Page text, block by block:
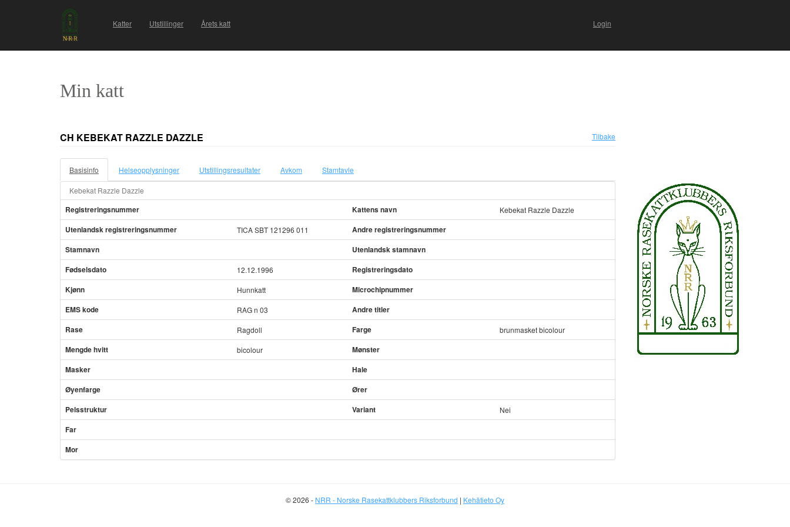
Katter Utstillinger Årets katt Login
Min katt
CH KEBEKAT RAZZLE DAZZLE Tilbake
Basisinfo Helseopplysninger Utstillingsresultater Avkom Stamtavle
Kebekat Razzle Dazzle
Registreringsnummer Kattens navn Kebekat Razzle Dazzle
Utenlandsk registreringsnummer TICA SBT 121296 011
Andre registreringsnummer
Stamnavn
Utenlandsk stamnavn
Fødselsdato
12.12.1996
Registreringsdato
Kjønn
Hunnkatt
Microchipnummer
EMS kode
RAG n 03
Andre titler
Rase
Ragdoll Farge brunmasket bicolour
Mengde hvitt bicolour
Mønster
Masker
Hale
Øyenfarge
Ører
Pelsstruktur
Variant Nei
Far
Mor
© 2026 - NRR - Norske Rasekattklubbers Riksforbund | Kehätieto Oy